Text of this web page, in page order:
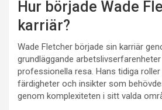
Hur började Wade
karriär?
Wade Fletcher började sin karriär
grundläggande
professionella resa. Hans tidiga
färdigheter och insikter som
genom komplexiteten i sitt valda